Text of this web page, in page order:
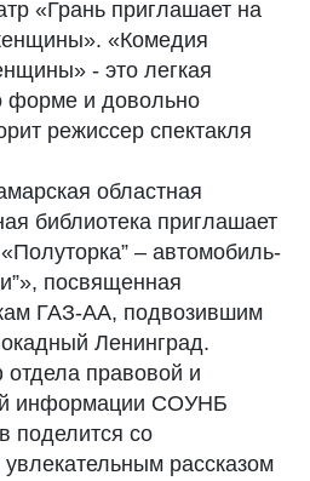
«Грань приглашает на
«Комедия
- это легкая
форме и довольно
режиссер спектакля
областная
библиотека приглашает
– автомобиль-
посвященная
ГАЗ-АА, подвозившим
Ленинград.
правовой и
информации СОУНБ
поделится со
рассказом